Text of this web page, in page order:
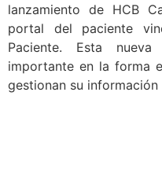
lanzamiento de HCB
portal del paciente
Paciente. Esta
importante en la forma
gestionan su